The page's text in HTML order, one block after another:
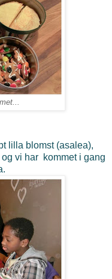
lilla blomst (asalea),
vi har kommet i gang